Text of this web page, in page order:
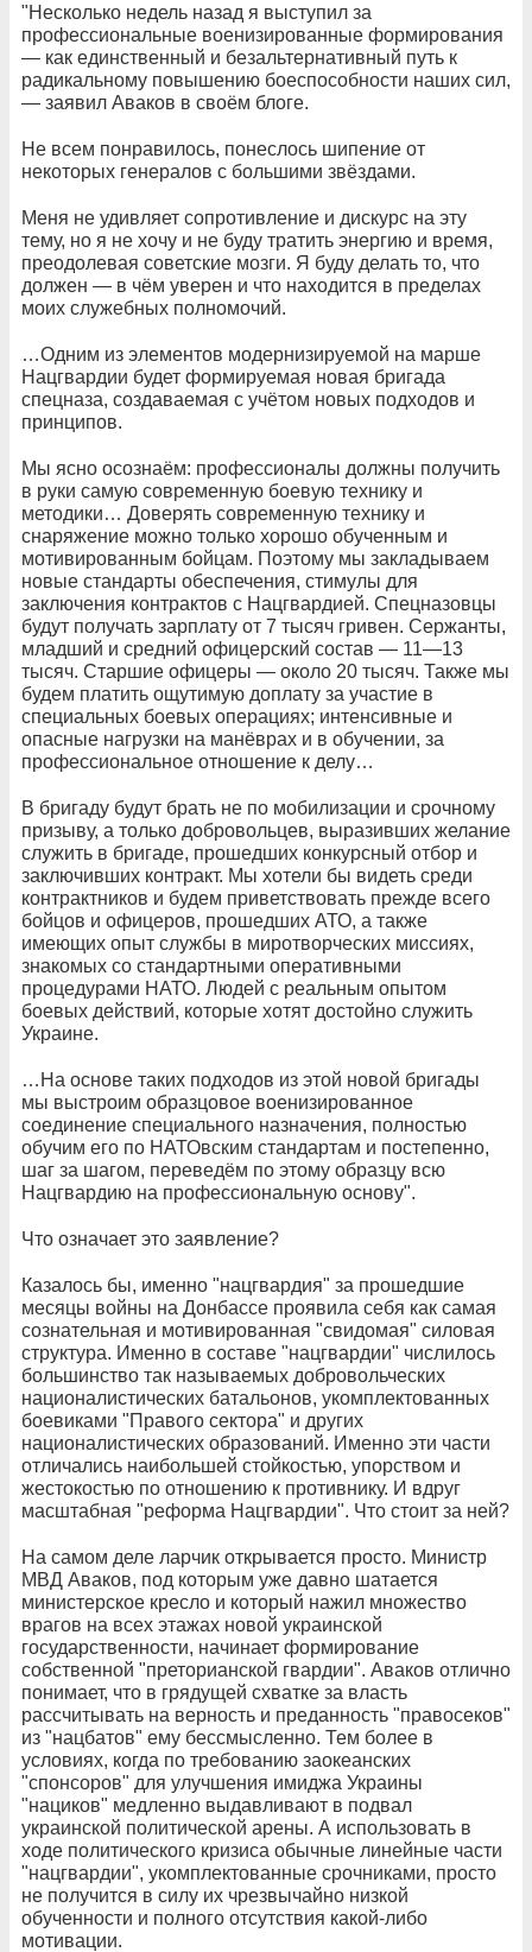
"Несколько недель назад я выступил за
профессиональные военизированные формирования
— как единственный и безальтернативный путь к
радикальному повышению боеспособности наших сил,
— заявил Аваков в своём блоге.
Не всем понравилось, понеслось шипение от
некоторых генералов с большими звёздами.
Меня не удивляет сопротивление и дискурс на эту
тему, но я не хочу и не буду тратить энергию и время,
преодолевая советские мозги. Я буду делать то, что
должен — в чём уверен и что находится в пределах
моих служебных полномочий.
…Одним из элементов модернизируемой на марше
Нацгвардии будет формируемая новая бригада
спецназа, создаваемая с учётом новых подходов и
принципов.
Мы ясно осознаём: профессионалы должны получить
в руки самую современную боевую технику и
методики… Доверять современную технику и
снаряжение можно только хорошо обученным и
мотивированным бойцам. Поэтому мы закладываем
новые стандарты обеспечения, стимулы для
заключения контрактов с Нацгвардией. Спецназовцы
будут получать зарплату от 7 тысяч гривен. Сержанты,
младший и средний офицерский состав — 11—13
тысяч. Старшие офицеры — около 20 тысяч. Также мы
будем платить ощутимую доплату за участие в
специальных боевых операциях; интенсивные и
опасные нагрузки на манёврах и в обучении, за
профессиональное отношение к делу…
В бригаду будут брать не по мобилизации и срочному
призыву, а только добровольцев, выразивших желание
служить в бригаде, прошедших конкурсный отбор и
заключивших контракт. Мы хотели бы видеть среди
контрактников и будем приветствовать прежде всего
бойцов и офицеров, прошедших АТО, а также
имеющих опыт службы в миротворческих миссиях,
знакомых со стандартными оперативными
процедурами НАТО. Людей с реальным опытом
боевых действий, которые хотят достойно служить
Украине.
…На основе таких подходов из этой новой бригады
мы выстроим образцовое военизированное
соединение специального назначения, полностью
обучим его по НАТОвским стандартам и постепенно,
шаг за шагом, переведём по этому образцу всю
Нацгвардию на профессиональную основу".
Что означает это заявление?
Казалось бы, именно "нацгвардия" за прошедшие
месяцы войны на Донбассе проявила себя как самая
сознательная и мотивированная "свидомая" силовая
структура. Именно в составе "нацгвардии" числилось
большинство так называемых добровольческих
националистических батальонов, укомплектованных
боевиками "Правого сектора" и других
националистических образований. Именно эти части
отличались наибольшей стойкостью, упорством и
жестокостью по отношению к противнику. И вдруг
масштабная "реформа Нацгвардии". Что стоит за ней?
На самом деле ларчик открывается просто. Министр
МВД Аваков, под которым уже давно шатается
министерское кресло и который нажил множество
врагов на всех этажах новой украинской
государственности, начинает формирование
собственной "преторианской гвардии". Аваков отлично
понимает, что в грядущей схватке за власть
рассчитывать на верность и преданность "правосеков"
из "нацбатов" ему бессмысленно. Тем более в
условиях, когда по требованию заокеанских
"спонсоров" для улучшения имиджа Украины
"нациков" медленно выдавливают в подвал
украинской политической арены. А использовать в
ходе политического кризиса обычные линейные части
"нацгвардии", укомплектованные срочниками, просто
не получится в силу их чрезвычайно низкой
обученности и полного отсутствия какой-либо
мотивации.